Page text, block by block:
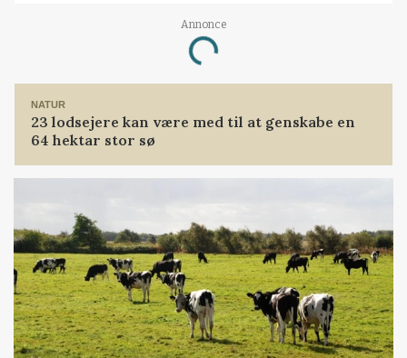
Annonce
Loading...
NATUR
23 lodsejere kan være med til at genskabe en
64 hektar stor sø